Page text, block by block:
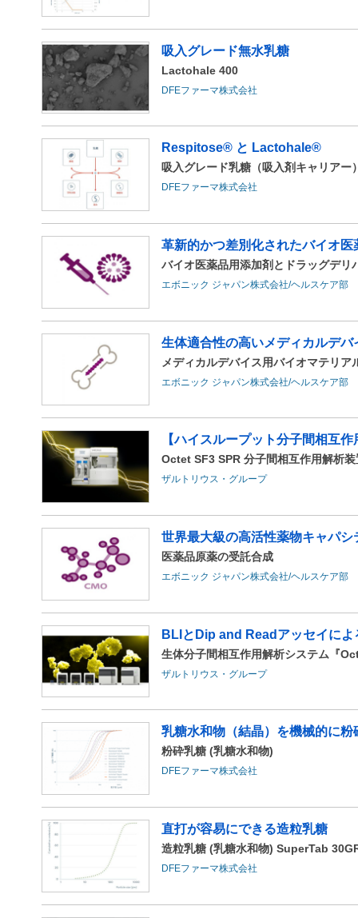
吸入グレード無水乳糖
Lactohale 400
DFEファーマ株式会社
Respitose® と Lactohale®
吸入グレード乳糖（吸入剤キャリアー
DFEファーマ株式会社
革新的かつ差別化されたバイオ
バイオ医薬品用添加剤とドラッグデリ
エボニック ジャパン株式会社/ヘルスケア部
生体適合性の高いメディカルデ
メディカルデバイス用バイオマテリア
エボニック ジャパン株式会社/ヘルスケア部
【ハイスループット分子間相互
Octet SF3 SPR 分子間相互作用解析装
ザルトリウス・グループ
世界最大級の高活性薬物キャパシ
医薬品原薬の受託合成
エボニック ジャパン株式会社/ヘルスケア部
BLIとDip and Readアッセイに
生体分子間相互作用解析システム『
ザルトリウス・グループ
乳糖水和物（結晶）を機械的に
粉砕乳糖 (乳糖水和物)
DFEファーマ株式会社
直打が容易にできる造粒乳糖
造粒乳糖 (乳糖水和物) SuperTab
DFEファーマ株式会社